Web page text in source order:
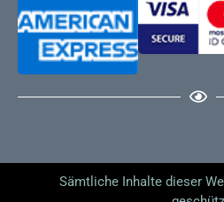
Sämtliche Inhalte dieser